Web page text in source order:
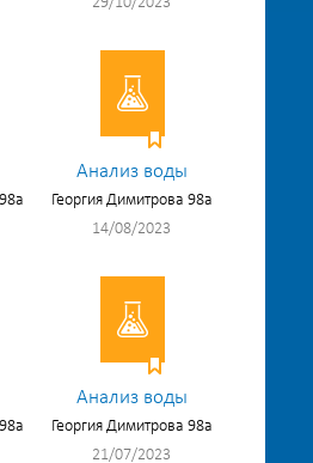
Анализ воды
Георгия Димитрова 98а
14/08/2023
Анализ воды
Георгия Димитрова 98а
21/07/2023